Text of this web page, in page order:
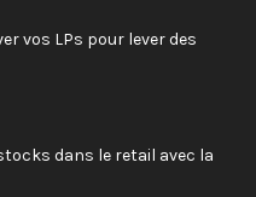
vos LPs pour lever des
dans le retail avec la